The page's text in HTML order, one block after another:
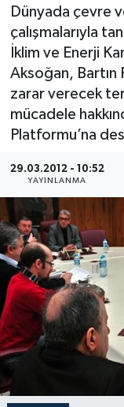
Dünyada çevre
çalışmalarıyla
İklim ve Enerji
Aksoğan, Bartın
zarar verecek
mücadele
Platformu’na
29.03.2012 - 10:52
YAYINLANMA
Medya
Sağlık
Sinema
Spor
Tarım
Turizm
Yaşam
Yerel